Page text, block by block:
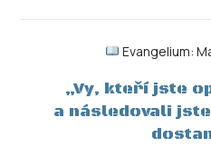
Evangelium:
„Vy, kteří jste
a následovali